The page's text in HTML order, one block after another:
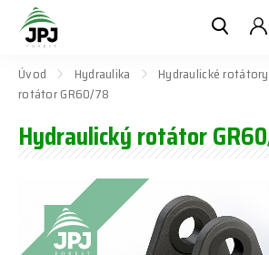
Úvod Hydraulika Hydraulické rotátory
rotátor GR60/78
Hydraulický rotátor